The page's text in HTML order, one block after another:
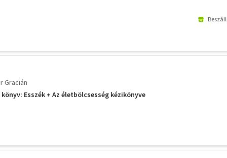
Gracián
Esszék + Az életbölcsesség kézikönyve